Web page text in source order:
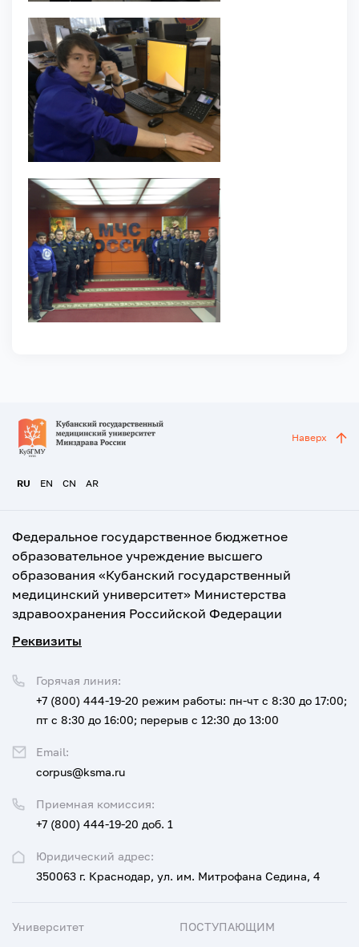
RU EN CN AR
Наверх
Федеральное государственное бюджетное
образовательное учреждение высшего
образования «Кубанский государственный
медицинский университет» Министерства
здравоохранения Российской Федерации
Реквизиты
Юридический адрес:
350063 г. Краснодар, ул. им. Митрофана Седина, 4
Приемная комиссия:
+7 (800) 444-19-20 доб. 1
Горячая линия:
+7 (800) 444-19-20 режим работы: пн-чт с 8:30 до 17:00;
пт с 8:30 до 16:00; перерыв с 12:30 до 13:00
Email:
corpus@ksma.ru
Университет ПОСТУПАЮЩИМ